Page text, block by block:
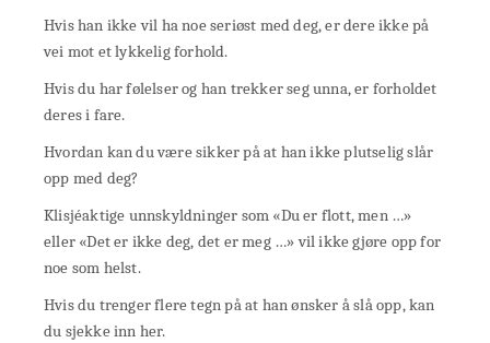
Hvis han ikke vil ha noe seriøst med deg, er dere ikke på
vei mot et lykkelig forhold.
Hvis du har følelser og han trekker seg unna, er forholdet
deres i fare.
Hvordan kan du være sikker på at han ikke plutselig slår
opp med deg?
Klisjéaktige unnskyldninger som «Du er flott, men …»
eller «Det er ikke deg, det er meg …» vil ikke gjøre opp for
noe som helst.
Hvis du trenger flere tegn på at han ønsker å slå opp, kan
du sjekke inn her.